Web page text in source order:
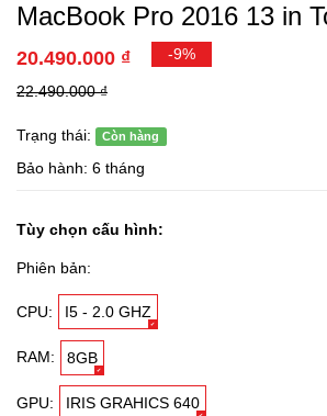
MacBook Pro 2016 13 in
20.490.000 ₫ -9%
22.490.000 ₫
Trạng thái: Còn hàng
Bảo hành: 6 tháng
Tùy chọn cấu hình:
Phiên bản:
CPU: I5 - 2.0 GHZ
RAM: 8GB
GPU: IRIS GRAHICS 640